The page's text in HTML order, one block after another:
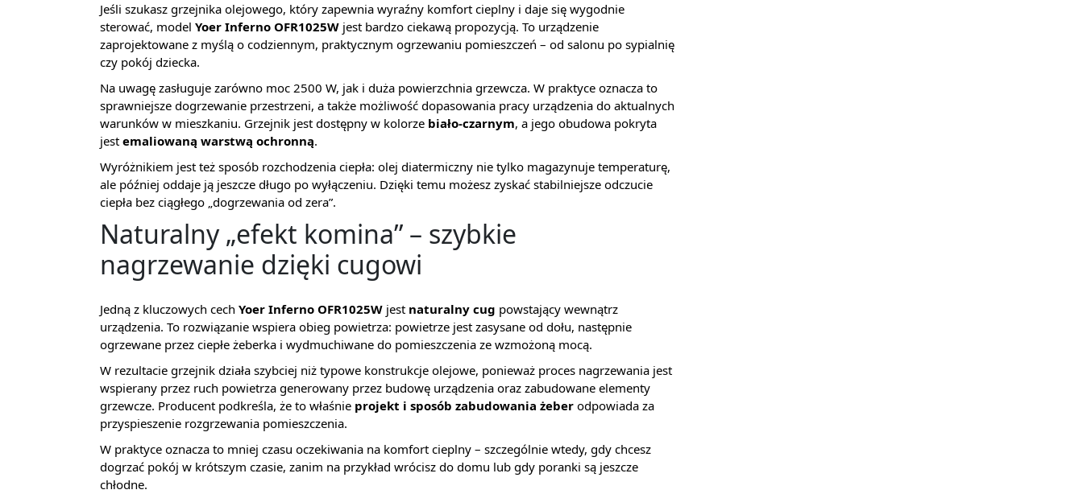
Jeśli szukasz grzejnika olejowego, który zapewnia wyraźny komfort cieplny i daje się wygodnie
sterować, model Yoer Inferno OFR1025W jest bardzo ciekawą propozycją. To urządzenie
zaprojektowane z myślą o codziennym, praktycznym ogrzewaniu pomieszczeń – od salonu po sypialnię
czy pokój dziecka.
Na uwagę zasługuje zarówno moc 2500 W, jak i duża powierzchnia grzewcza. W praktyce oznacza to
sprawniejsze dogrzewanie przestrzeni, a także możliwość dopasowania pracy urządzenia do aktualnych
warunków w mieszkaniu. Grzejnik jest dostępny w kolorze biało-czarnym, a jego obudowa pokryta
jest emaliowaną warstwą ochronną.
Wyróżnikiem jest też sposób rozchodzenia ciepła: olej diatermiczny nie tylko magazynuje temperaturę,
ale później oddaje ją jeszcze długo po wyłączeniu. Dzięki temu możesz zyskać stabilniejsze odczucie
ciepła bez ciągłego „dogrzewania od zera”.
Naturalny „efekt komina” – szybkie
nagrzewanie dzięki cugowi
Jedną z kluczowych cech Yoer Inferno OFR1025W jest naturalny cug powstający wewnątrz
urządzenia. To rozwiązanie wspiera obieg powietrza: powietrze jest zasysane od dołu, następnie
ogrzewane przez ciepłe żeberka i wydmuchiwane do pomieszczenia ze wzmożoną mocą.
W rezultacie grzejnik działa szybciej niż typowe konstrukcje olejowe, ponieważ proces nagrzewania jest
wspierany przez ruch powietrza generowany przez budowę urządzenia oraz zabudowane elementy
grzewcze. Producent podkreśla, że to właśnie projekt i sposób zabudowania żeber odpowiada za
przyspieszenie rozgrzewania pomieszczenia.
W praktyce oznacza to mniej czasu oczekiwania na komfort cieplny – szczególnie wtedy, gdy chcesz
dogrzać pokój w krótszym czasie, zanim na przykład wrócisz do domu lub gdy poranki są jeszcze
chłodne.